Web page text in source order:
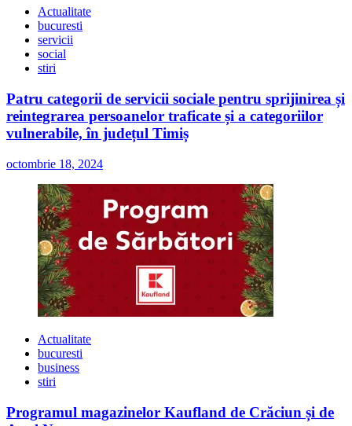
Actualitate
bucuresti
servicii
social
stiri
Patru categorii de servicii sociale pentru sprijinirea și
reintegrarea persoanelor traficate și a categoriilor
vulnerabile, în județul Timiș
octombrie 18, 2024
Actualitate
bucuresti
business
stiri
Programul magazinelor Kaufland de Crăciun și de